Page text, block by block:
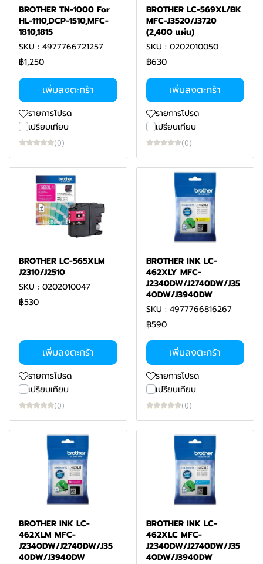
BROTHER TN-1000 For
HL-1110,DCP-1510,MFC-
1810,1815
SKU : 4977766721257
฿1,250
เพิ่มลงตะกร้า
รายการโปรด
เปรียบเทียบ
(0)
BROTHER LC-569XL/BK
MFC-J3520/J3720
(2,400 แผ่น)
SKU : 0202010050
฿630
เพิ่มลงตะกร้า
รายการโปรด
เปรียบเทียบ
(0)
BROTHER LC-565XLM
J2310/J2510
SKU : 0202010047
฿530
เพิ่มลงตะกร้า
รายการโปรด
เปรียบเทียบ
(0)
BROTHER INK LC-
462XLY MFC-
J2340DW/J2740DW/J35
40DW/J3940DW
SKU : 4977766816267
฿590
เพิ่มลงตะกร้า
รายการโปรด
เปรียบเทียบ
(0)
BROTHER INK LC-
462XLM MFC-
J2340DW/J2740DW/J35
40DW/J3940DW
BROTHER INK LC-
462XLC MFC-
J2340DW/J2740DW/J35
40DW/J3940DW